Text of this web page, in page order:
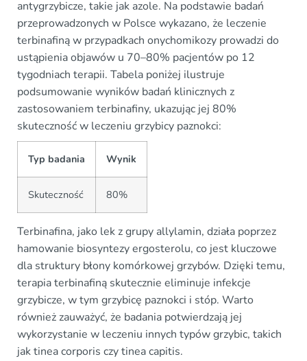
antygrzybicze, takie jak azole. Na podstawie badań
przeprowadzonych w Polsce wykazano, że leczenie
terbinafiną w przypadkach onychomikozy prowadzi do
ustąpienia objawów u 70–80% pacjentów po 12
tygodniach terapii. Tabela poniżej ilustruje
podsumowanie wyników badań klinicznych z
zastosowaniem terbinafiny, ukazując jej 80%
skuteczność w leczeniu grzybicy paznokci:
Typ badania Wynik
Skuteczność 80%
Terbinafina, jako lek z grupy allylamin, działa poprzez
hamowanie biosyntezy ergosterolu, co jest kluczowe
dla struktury błony komórkowej grzybów. Dzięki temu,
terapia terbinafiną skutecznie eliminuje infekcje
grzybicze, w tym grzybicę paznokci i stóp. Warto
również zauważyć, że badania potwierdzają jej
wykorzystanie w leczeniu innych typów grzybic, takich
jak tinea corporis czy tinea capitis.